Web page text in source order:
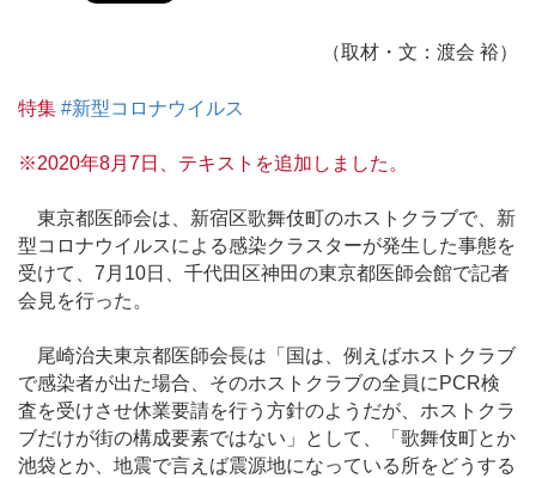
（取材・文：渡会 裕）
特集 #新型コロナウイルス
※2020年8月7日、テキストを追加しました。
東京都医師会は、新宿区歌舞伎町のホストクラブで、新
型コロナウイルスによる感染クラスターが発生した事態を
受けて、7月10日、千代田区神田の東京都医師会館で記者
会見を行った。
尾崎治夫東京都医師会長は「国は、例えばホストクラブ
で感染者が出た場合、そのホストクラブの全員にPCR検
査を受けさせ休業要請を行う方針のようだが、ホストクラ
ブだけが街の構成要素ではない」として、「歌舞伎町とか
池袋とか、地震で言えば震源地になっている所をどうする